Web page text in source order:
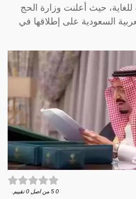
1444 بسيطة للغاية، حيث أعلنت وزارة الحج
السعودية على إطلاقها في
0
5 من اصل 0 تقييم.